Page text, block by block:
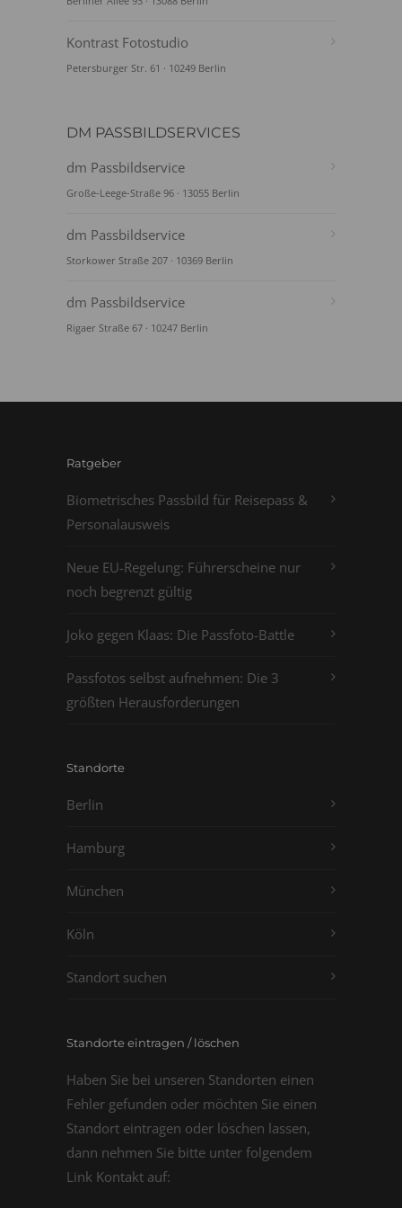
Kontrast Fotostudio
Petersburger Str. 61 · 10249 Berlin
DM PASSBILDSERVICES
dm Passbildservice
Große-Leege-Straße 96 · 13055 Berlin
dm Passbildservice
Storkower Straße 207 · 10369 Berlin
dm Passbildservice
Rigaer Straße 67 · 10247 Berlin
Ratgeber
Biometrisches Passbild für Reisepass &
Personalausweis
Neue EU-Regelung: Führerscheine nur
noch begrenzt gültig
Joko gegen Klaas: Die Passfoto-Battle
Passfotos selbst aufnehmen: Die 3
größten Herausforderungen
Standorte
Berlin
Hamburg
München
Köln
Standort suchen
Standorte eintragen / löschen
Haben Sie bei unseren Standorten einen
Fehler gefunden oder möchten Sie einen
Standort eintragen oder löschen lassen,
dann nehmen Sie bitte unter folgendem
Link Kontakt auf: